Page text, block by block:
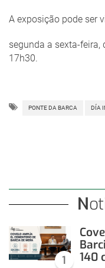
A exposição pode ser
segunda a sexta-
17h30.
PONTE DA BARCA DÍA
1
140